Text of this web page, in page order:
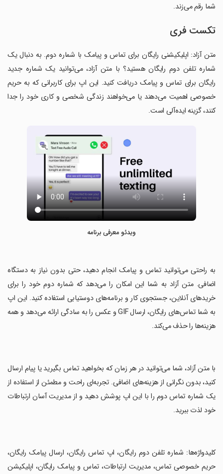
شما رقم می‌زند.
تکست فری
متن آزاد: اپلیکیشنی رایگان برای تماس و پیامک با شماره دوم. به دنبال یک
شماره تلفن دوم رایگان هستید؟ با متن آزاد، می‌توانید یک شماره جدید
رایگان برای تماس و پیامک دریافت کنید. این اپ برای کاربرانی که به حریم
خصوصی اهمیت می‌دهند یا می‌خواهند زندگی شخصی و کاری خود را جدا
کنند، گزینه ایده‌آلی است.
ویدئو معرفی برنامه
‏به راحتی می‌توانید تماس و پیامک انجام دهید، حتی بدون نیاز به دستگاه
اضافی. متن آزاد به شما این امکان را می‌دهد که شماره دوم خود را برای
خریدهای آنلاین، جستجوی کار و برنامه‌های دوستیابی استفاده کنید. این اپ
به شما تماس‌های رایگان، ارسال GIF و عکس را به سادگی ارائه می‌دهد و همه
هزینه‌ها را حذف می‌کند.
‏با متن آزاد، شما می‌توانید در هر زمان که بخواهید تماس بگیرید یا پیام ارسال
کنید، بدون نگرانی از هزینه‌های اضافی. تجربه‌ای راحت و مطمئن از استفاده از
یک شماره تماس دوم را با این اپ پوشش دهید و از مدیریت آسان ارتباطات
خود لذت ببرید.
‏کلیدواژه‌ها: شماره تلفن دوم رایگان، اپ تماس رایگان، ارسال پیامک رایگان،
حریم خصوصی تماس، مدیریت ارتباطات، تماس و پیامک رایگان، اپلیکیشن